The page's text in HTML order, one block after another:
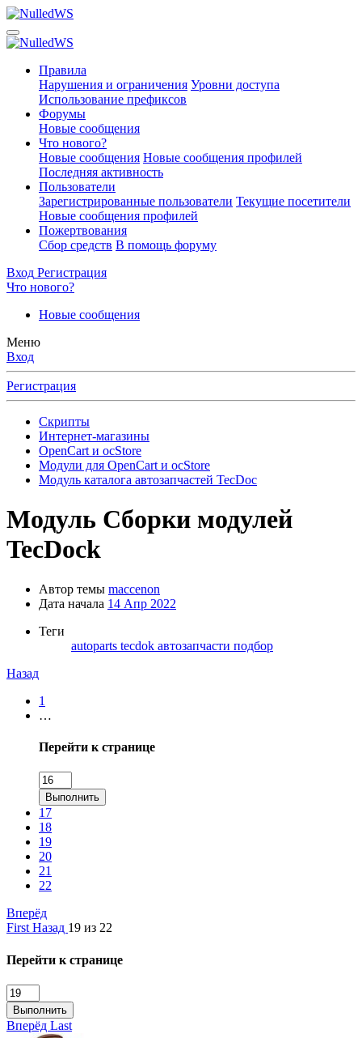
Правила
Нарушения и ограничения Уровни доступа
Использование префиксов
Форумы
Новые сообщения
Что нового?
Новые сообщения Новые сообщения профилей
Последняя активность
Пользователи
Зарегистрированные пользователи Текущие посетители
Новые сообщения профилей
Пожертвования
Сбор средств В помощь форуму
Вход Регистрация
Что нового?
Новые сообщения
Меню
Вход
Регистрация
Скрипты
Интернет-магазины
OpenCart и ocStore
Модули для OpenCart и ocStore
Модуль каталога автозапчастей TecDoc
Модуль Сборки модулей
TecDock
Автор темы maccenon
Дата начала 14 Апр 2022
Теги
autoparts tecdok автозапчасти подбор
Назад
1
…
Перейти к странице
Выполнить
17
18
19
20
21
22
Вперёд
First Назад 19 из 22
Перейти к странице
Выполнить
Вперёд Last